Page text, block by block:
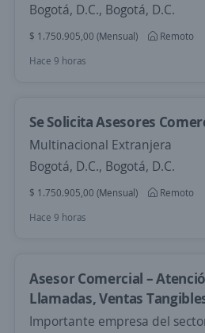
Bogotá, D.C., Bogotá, D.C.
$ 1.750.905,00 (Mensual)
Remoto
Hace 9 horas
Se Solicita Asesores
Multinacional Extranjera
Bogotá, D.C., Bogotá, D.C.
$ 1.750.905,00 (Mensual)
Remoto
Hace 9 horas
Asesor Comercial –
Llamadas, Ventas
Importante empresa del